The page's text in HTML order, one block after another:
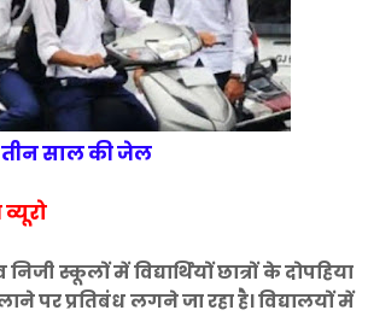
तीन साल की जेल
स्कूलों में विद्यार्थियों छात्रों के दोपहिया
पर प्रतिबंध लगने जा रहा है। विद्यालयों में